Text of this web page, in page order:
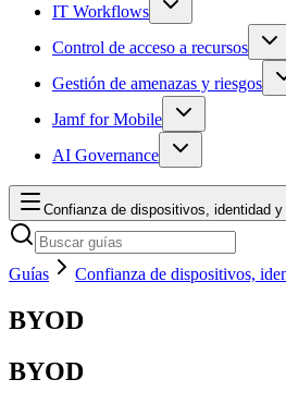
IT Workflows
Control de acceso a recursos
Gestión de amenazas y riesgos
Jamf for Mobile
AI Governance
Confianza de dispositivos, identidad y
Guías Confianza de dispositivos,
BYOD
BYOD